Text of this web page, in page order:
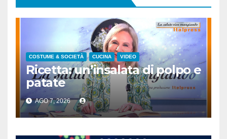
COSTUME & SOCIETÀ CUCINA VIDEO
Ricetta: un’insalata di polpo e
patate
AGO 7, 2026